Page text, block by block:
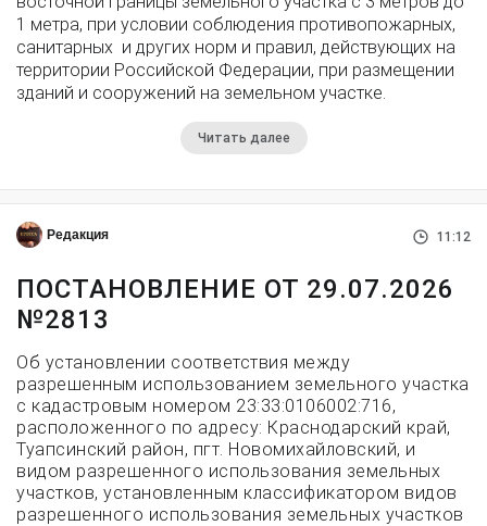
1 метра, при условии соблюдения противопожарных,
санитарных и других норм и правил, действующих на
территории Российской Федерации, при размещении
зданий и сооружений на земельном участке.
Читать далее
Редакция 11:12
ПОСТАНОВЛЕНИЕ ОТ 29.07.2026
№2813
Об установлении соответствия между
разрешенным использованием земельного участка
с кадастровым номером 23:33:0106002:716,
расположенного по адресу: Краснодарский край,
Туапсинский район, пгт. Новомихайловский, и
видом разрешенного использования земельных
участков, установленным классификатором видов
разрешенного использования земельных участков